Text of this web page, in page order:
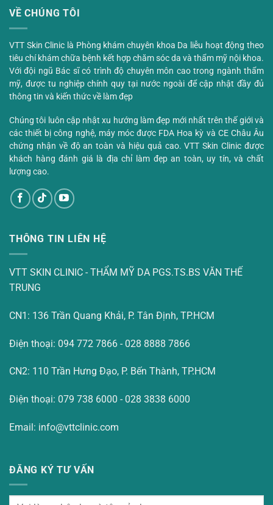
VỀ CHÚNG TÔI
VTT Skin Clinic là Phòng khám chuyên khoa Da liễu hoạt động theo
tiêu chí khám chữa bệnh kết hợp chăm sóc da và thẩm mỹ nội khoa.
Với đội ngũ Bác sĩ có trình độ chuyên môn cao trong ngành thẩm
mỹ, được tu nghiệp chính quy tại nước ngoài để cập nhật đầy đủ
thông tin và kiến thức về làm đẹp
Chúng tôi luôn cập nhật xu hướng làm đẹp mới nhất trên thế giới và
các thiết bị công nghệ, máy móc được FDA Hoa kỳ và CE Châu Âu
chứng nhận về độ an toàn và hiệu quả cao. VTT Skin Clinic được
khách hàng đánh giá là địa chỉ làm đẹp an toàn, uy tín, và chất
lượng cao.
THÔNG TIN LIÊN HỆ
VTT SKIN CLINIC - THẨM MỸ DA PGS.TS.BS VĂN THẾ
TRUNG
CN1: 136 Trần Quang Khải, P. Tân Định, TP.HCM
Điện thoại: 094 772 7866 - 028 8888 7866
CN2: 110 Trần Hưng Đạo, P. Bến Thành, TP.HCM
Điện thoại: 079 738 6000 - 028 3838 6000
Email: info@vttclinic.com
ĐĂNG KÝ TƯ VẤN